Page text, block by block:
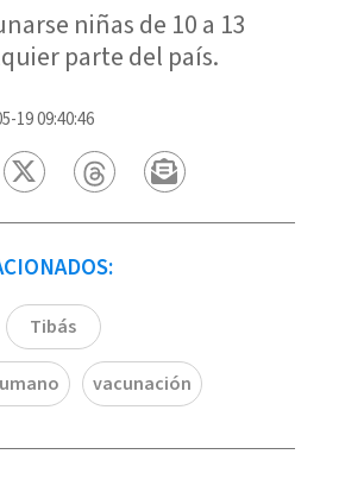
niñas de 10 a 13
parte del país.
19 09:40:46
Tibás
vacunación